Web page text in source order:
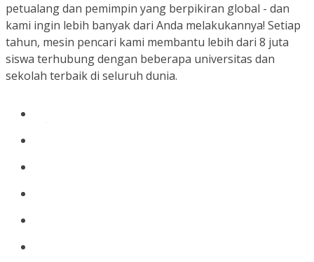
petualang dan pemimpin yang berpikiran global - dan
kami ingin lebih banyak dari Anda melakukannya! Setiap
tahun, mesin pencari kami membantu lebih dari 8 juta
siswa terhubung dengan beberapa universitas dan
sekolah terbaik di seluruh dunia.